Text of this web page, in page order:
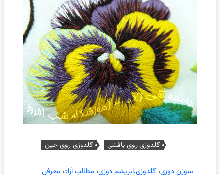
گلدوزی روی بافتنی گلدوزی روی جین
سوزن دوزی،گلدوزی،ابریشم دوزی،مطالب آزاد،معرفی